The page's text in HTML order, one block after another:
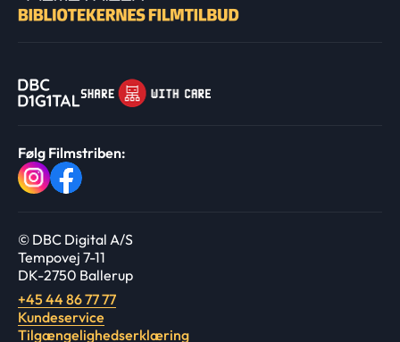
Følg Filmstriben:
© DBC Digital A/S
Tempovej 7-11
DK-2750 Ballerup
+45 44 86 77 77
Kundeservice
Tilgængelighedserklæring